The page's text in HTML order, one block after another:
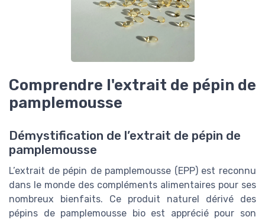
Comprendre l'extrait de pépin de
pamplemousse
Démystification de l’extrait de pépin de
pamplemousse
L’extrait de pépin de pamplemousse (EPP) est reconnu
dans le monde des compléments alimentaires pour ses
nombreux bienfaits. Ce produit naturel dérivé des
pépins de pamplemousse bio est apprécié pour son